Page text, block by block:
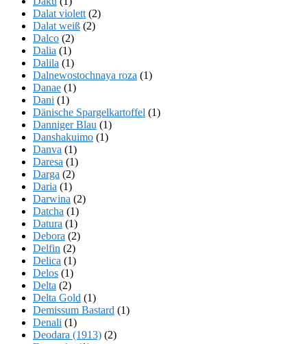
Dalat violett (2)
Dalat weiß (2)
Dalco (2)
Dalia (1)
Dalila (1)
Dalnewostochnaya roza (1)
Danae (1)
Dani (1)
Dänische Spargelkartoffel (1)
Danniger Blau (1)
Danshakuimo (1)
Danva (1)
Daresa (1)
Darga (2)
Daria (1)
Darwina (2)
Datcha (1)
Datura (1)
Debora (2)
Delfin (2)
Delica (1)
Delos (1)
Delta (2)
Delta Gold (1)
Demissum Bastard (1)
Denali (1)
Deodara (1913) (2)